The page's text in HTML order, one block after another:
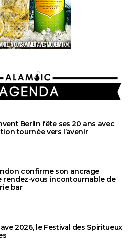
AGENDA
Berlin fête ses 20 ans avec
tournée vers l’avenir
confirme son ancrage
rendez-vous incontournable de
bar
2026, le Festival des Spiritueux